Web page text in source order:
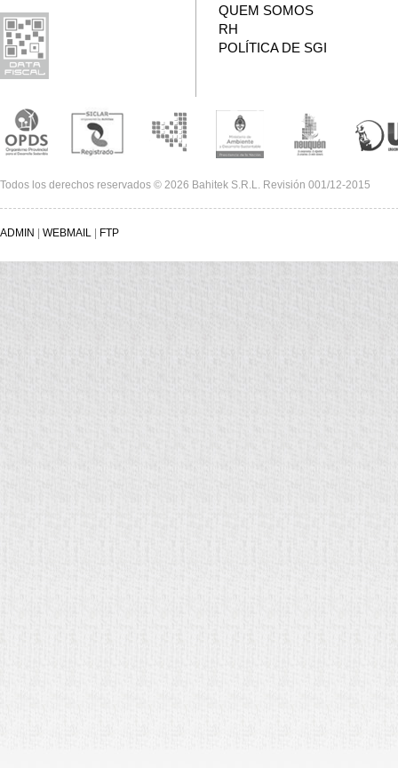
QUEM SOMOS
RH
POLÍTICA DE SGI
Todos los derechos reservados © 2026 Bahitek S.R.L. Revisión 001/12-2015
ADMIN WEBMAIL FTP